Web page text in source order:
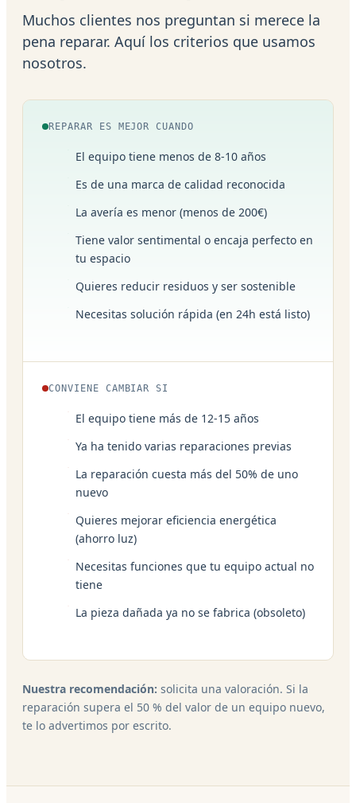
Muchos clientes nos preguntan si merece la
pena reparar. Aquí los criterios que usamos
nosotros.
REPARAR ES MEJOR CUANDO
El equipo tiene menos de 8-10 años
Es de una marca de calidad reconocida
La avería es menor (menos de 200€)
Tiene valor sentimental o encaja perfecto en
tu espacio
Quieres reducir residuos y ser sostenible
Necesitas solución rápida (en 24h está listo)
CONVIENE CAMBIAR SI
El equipo tiene más de 12-15 años
Ya ha tenido varias reparaciones previas
La reparación cuesta más del 50% de uno
nuevo
Quieres mejorar eficiencia energética
(ahorro luz)
Necesitas funciones que tu equipo actual no
tiene
La pieza dañada ya no se fabrica (obsoleto)
Nuestra recomendación: solicita una valoración. Si la
reparación supera el 50 % del valor de un equipo nuevo,
te lo advertimos por escrito.